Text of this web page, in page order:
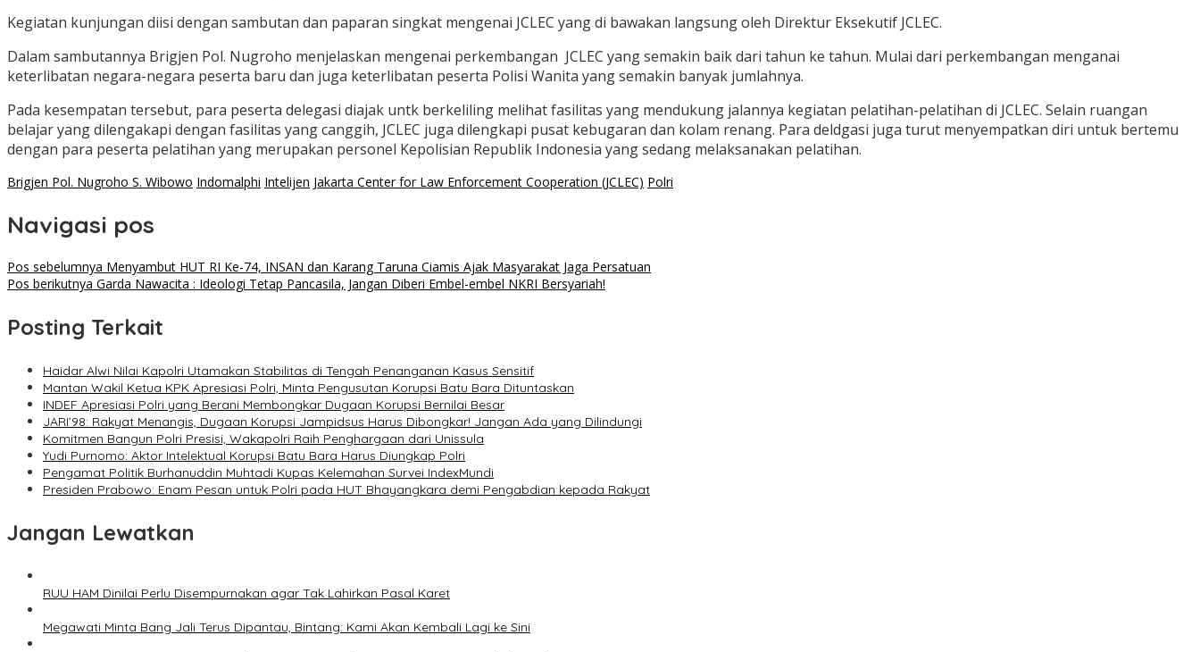
Kegiatan kunjungan diisi dengan sambutan dan paparan singkat mengenai JCLEC yang di bawakan langsung oleh Direktur Eksekutif JCLEC.
Dalam sambutannya Brigjen Pol. Nugroho menjelaskan mengenai perkembangan JCLEC yang semakin baik dari tahun ke tahun. Mulai dari perkembangan menganai
keterlibatan negara-negara peserta baru dan juga keterlibatan peserta Polisi Wanita yang semakin banyak jumlahnya.
Pada kesempatan tersebut, para peserta delegasi diajak untk berkeliling melihat fasilitas yang mendukung jalannya kegiatan pelatihan-pelatihan di JCLEC. Selain ruangan
belajar yang dilengakapi dengan fasilitas yang canggih, JCLEC juga dilengkapi pusat kebugaran dan kolam renang. Para deldgasi juga turut menyempatkan diri untuk bertemu
dengan para peserta pelatihan yang merupakan personel Kepolisian Republik Indonesia yang sedang melaksanakan pelatihan.
Brigjen Pol. Nugroho S. Wibowo Indomalphi Intelijen Jakarta Center for Law Enforcement Cooperation (JCLEC) Polri
Navigasi pos
Pos sebelumnya Menyambut HUT RI Ke-74, INSAN dan Karang Taruna Ciamis Ajak Masyarakat Jaga Persatuan
Pos berikutnya Garda Nawacita : Ideologi Tetap Pancasila, Jangan Diberi Embel-embel NKRI Bersyariah!
Posting Terkait
Haidar Alwi Nilai Kapolri Utamakan Stabilitas di Tengah Penanganan Kasus Sensitif
Mantan Wakil Ketua KPK Apresiasi Polri, Minta Pengusutan Korupsi Batu Bara Dituntaskan
INDEF Apresiasi Polri yang Berani Membongkar Dugaan Korupsi Bernilai Besar
JARI’98: Rakyat Menangis, Dugaan Korupsi Jampidsus Harus Dibongkar! Jangan Ada yang Dilindungi
Komitmen Bangun Polri Presisi, Wakapolri Raih Penghargaan dari Unissula
Yudi Purnomo: Aktor Intelektual Korupsi Batu Bara Harus Diungkap Polri
Pengamat Politik Burhanuddin Muhtadi Kupas Kelemahan Survei IndexMundi
Presiden Prabowo: Enam Pesan untuk Polri pada HUT Bhayangkara demi Pengabdian kepada Rakyat
Jangan Lewatkan
RUU HAM Dinilai Perlu Disempurnakan agar Tak Lahirkan Pasal Karet
Megawati Minta Bang Jali Terus Dipantau, Bintang: Kami Akan Kembali Lagi ke Sini